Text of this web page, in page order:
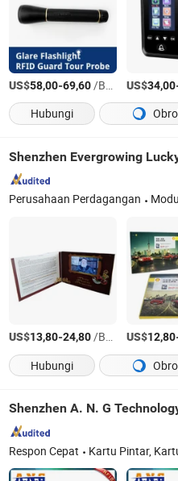
US$58,00-69,60/Bagian US$34,00
Hubungi
Shenzhen Evergrowing
Perusahaan Perdagangan Modul
US$13,80-24,80/Bagian US$12,80
Hubungi
Shenzhen A. N. G
Respon Cepat Kartu Pintar, Kartu RFID, Tag RFID, Tag NFC, Stiker RFID,